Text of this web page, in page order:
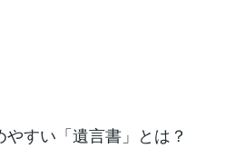
すい「遺言書」とは？